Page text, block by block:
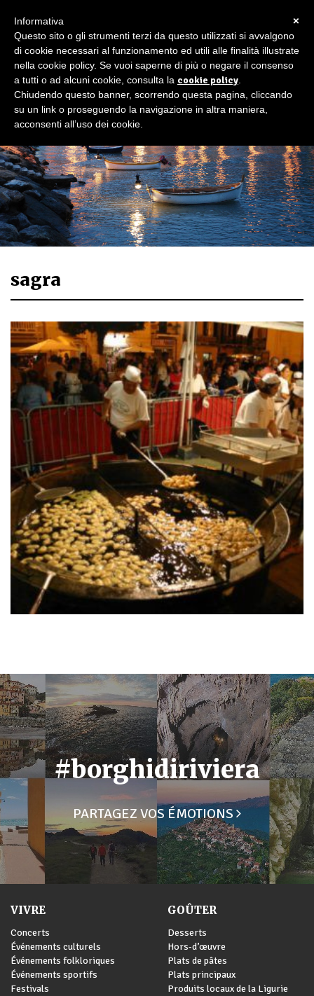
sagra
#borghidiriviera
PARTAGEZ VOS ÉMOTIONS
VIVRE
Concerts
Événements culturels
Événements folkloriques
Événements sportifs
Festivals
GOÛTER
Desserts
Hors-d’œuvre
Plats de pâtes
Plats principaux
Produits locaux de la Ligurie
×
Informativa
Questo sito o gli strumenti terzi da questo utilizzati si avvalgono
di cookie necessari al funzionamento ed utili alle finalità illustrate
nella cookie policy. Se vuoi saperne di più o negare il consenso
a tutti o ad alcuni cookie, consulta la cookie policy
Chiudendo questo banner, scorrendo questa pagina, cliccando
su un link o proseguendo la navigazione in altra maniera,
acconsenti all’uso dei cookie.